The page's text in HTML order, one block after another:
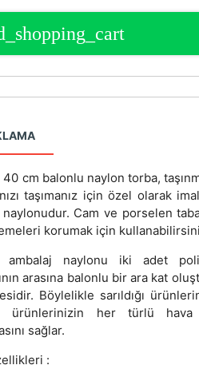
cm balonlu naylon torba,
taşımanız için özel olarak
naylonudur. Cam ve porselen
korumak için
ambalaj naylonu iki adet
arasına balonlu bir ara kat
Böylelikle sarıldığı
ürünlerinizin her türlü hava
sağlar.
: